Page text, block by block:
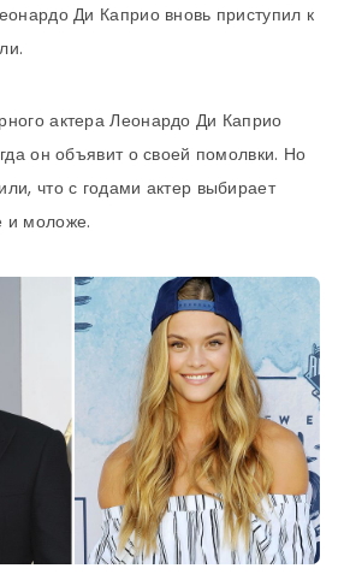
Ди Каприо вновь приступил к
актера Леонардо Ди Каприо
он объявит о своей помолвки. Но
что с годами актер выбирает
и моложе.